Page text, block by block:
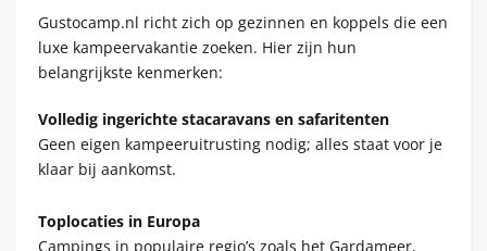
Gustocamp.nl richt zich op gezinnen en koppels die een
luxe kampeervakantie zoeken. Hier zijn hun
belangrijkste kenmerken:
Volledig ingerichte stacaravans en safaritenten
Geen eigen kampeeruitrusting nodig; alles staat voor je
klaar bij aankomst.
Toplocaties in Europa
Campings in populaire regio’s zoals het Gardameer,